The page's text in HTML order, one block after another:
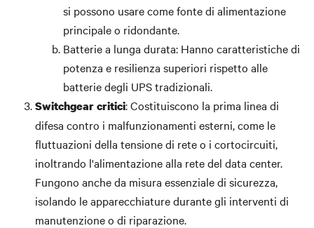
si possono usare come fonte di alimentazione
principale o ridondante.
Batterie a lunga durata: Hanno caratteristiche di
potenza e resilienza superiori rispetto alle
batterie degli UPS tradizionali.
Switchgear critici: Costituiscono la prima linea di
difesa contro i malfunzionamenti esterni, come le
fluttuazioni della tensione di rete o i cortocircuiti,
inoltrando l'alimentazione alla rete del data center.
Fungono anche da misura essenziale di sicurezza,
isolando le apparecchiature durante gli interventi di
manutenzione o di riparazione.